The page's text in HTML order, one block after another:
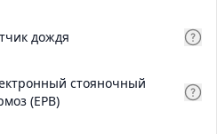
дождя
стояночный
(EPB)